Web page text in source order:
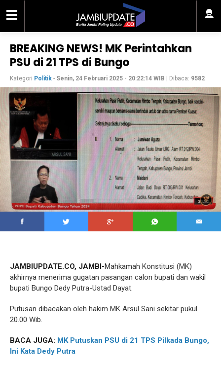
BREAKING NEWS! MK Perintahkan
PSU di 21 TPS di Bungo
Kategori Politik - Senin, 24 Februari 2025 - 20:22:14 WIB | Dibaca: 9582
JAMBIUPDATE.CO, JAMBI-Mahkamah Konstitusi (MK)
akhirnya menerima gugatan pasangan calon bupati dan wakil
bupati Bungo Dedy Putra-Ustad Dayat.
Putusan dibacakan oleh hakim MK Arsul Sani sekitar pukul
20.00 Wib.
BACA JUGA: MK Putuskan PSU di 21 TPS Pilkada Bungo,
Ini Kata Dedy Putra